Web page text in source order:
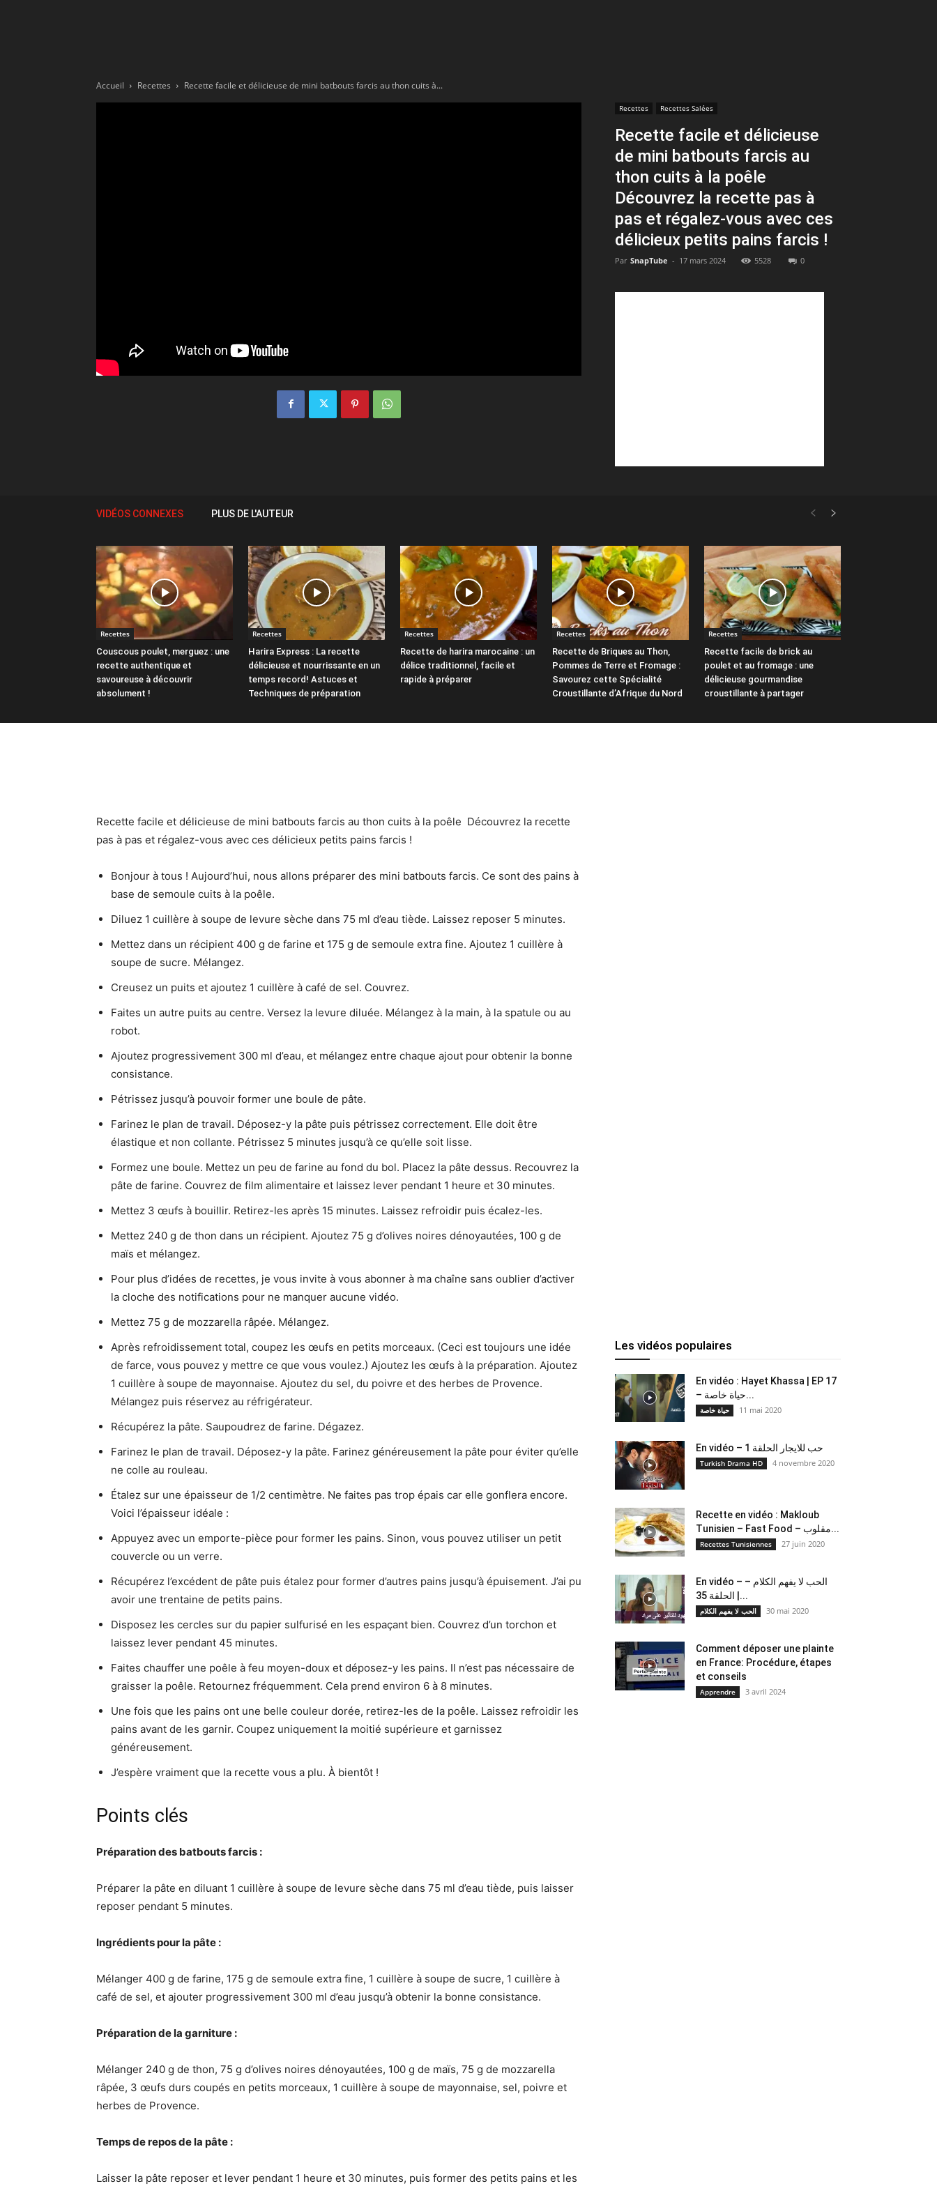
par
Accueil Recettes Recette facile et délicieuse de mini batbouts farcis au thon cuits à...
Recettes Recettes Salées
Recette facile et délicieuse
de mini batbouts farcis au
thon cuits à la poêle ‍
Découvrez la recette pas à
pas et régalez-vous avec ces
délicieux petits pains farcis !
Par SnapTube - 17 mars 2024 5528 0
VIDÉOS CONNEXES PLUS DE L'AUTEUR
Recettes
Couscous poulet, merguez : une
recette authentique et
savoureuse à découvrir
absolument !
Recettes
Harira Express : La recette
délicieuse et nourrissante en un
temps record! Astuces et
Techniques de préparation
Recettes
Recette de harira marocaine : un
délice traditionnel, facile et
rapide à préparer
Recettes
Recette de Briques au Thon,
Pommes de Terre et Fromage :
Savourez cette Spécialité
Croustillante d’Afrique du Nord
Recettes
Recette facile de brick au
poulet et au fromage : une
délicieuse gourmandise
croustillante à partager
Recette facile et délicieuse de mini batbouts farcis au thon cuits à la poêle ‍ Découvrez la recette
pas à pas et régalez-vous avec ces délicieux petits pains farcis !
Bonjour à tous ! Aujourd’hui, nous allons préparer des mini batbouts farcis. Ce sont des pains à
base de semoule cuits à la poêle.
Diluez 1 cuillère à soupe de levure sèche dans 75 ml d’eau tiède. Laissez reposer 5 minutes.
Mettez dans un récipient 400 g de farine et 175 g de semoule extra fine. Ajoutez 1 cuillère à
soupe de sucre. Mélangez.
Creusez un puits et ajoutez 1 cuillère à café de sel. Couvrez.
Faites un autre puits au centre. Versez la levure diluée. Mélangez à la main, à la spatule ou au
robot.
Ajoutez progressivement 300 ml d’eau, et mélangez entre chaque ajout pour obtenir la bonne
consistance.
Pétrissez jusqu’à pouvoir former une boule de pâte.
Farinez le plan de travail. Déposez-y la pâte puis pétrissez correctement. Elle doit être
élastique et non collante. Pétrissez 5 minutes jusqu’à ce qu’elle soit lisse.
Formez une boule. Mettez un peu de farine au fond du bol. Placez la pâte dessus. Recouvrez la
pâte de farine. Couvrez de film alimentaire et laissez lever pendant 1 heure et 30 minutes.
Mettez 3 œufs à bouillir. Retirez-les après 15 minutes. Laissez refroidir puis écalez-les.
Mettez 240 g de thon dans un récipient. Ajoutez 75 g d’olives noires dénoyautées, 100 g de
maïs et mélangez.
Pour plus d’idées de recettes, je vous invite à vous abonner à ma chaîne sans oublier d’activer
la cloche des notifications pour ne manquer aucune vidéo.
Mettez 75 g de mozzarella râpée. Mélangez.
Après refroidissement total, coupez les œufs en petits morceaux. (Ceci est toujours une idée
de farce, vous pouvez y mettre ce que vous voulez.) Ajoutez les œufs à la préparation. Ajoutez
1 cuillère à soupe de mayonnaise. Ajoutez du sel, du poivre et des herbes de Provence.
Mélangez puis réservez au réfrigérateur.
Récupérez la pâte. Saupoudrez de farine. Dégazez.
Farinez le plan de travail. Déposez-y la pâte. Farinez généreusement la pâte pour éviter qu’elle
ne colle au rouleau.
Étalez sur une épaisseur de 1/2 centimètre. Ne faites pas trop épais car elle gonflera encore.
Voici l’épaisseur idéale :
Appuyez avec un emporte-pièce pour former les pains. Sinon, vous pouvez utiliser un petit
couvercle ou un verre.
Récupérez l’excédent de pâte puis étalez pour former d’autres pains jusqu’à épuisement. J’ai pu
avoir une trentaine de petits pains.
Disposez les cercles sur du papier sulfurisé en les espaçant bien. Couvrez d’un torchon et
laissez lever pendant 45 minutes.
Faites chauffer une poêle à feu moyen-doux et déposez-y les pains. Il n’est pas nécessaire de
graisser la poêle. Retournez fréquemment. Cela prend environ 6 à 8 minutes.
Une fois que les pains ont une belle couleur dorée, retirez-les de la poêle. Laissez refroidir les
pains avant de les garnir. Coupez uniquement la moitié supérieure et garnissez
généreusement.
J’espère vraiment que la recette vous a plu. À bientôt !
Points clés
Préparation des batbouts farcis :
Préparer la pâte en diluant 1 cuillère à soupe de levure sèche dans 75 ml d’eau tiède, puis laisser
reposer pendant 5 minutes.
Ingrédients pour la pâte :
Mélanger 400 g de farine, 175 g de semoule extra fine, 1 cuillère à soupe de sucre, 1 cuillère à
café de sel, et ajouter progressivement 300 ml d’eau jusqu’à obtenir la bonne consistance.
Préparation de la garniture :
Mélanger 240 g de thon, 75 g d’olives noires dénoyautées, 100 g de maïs, 75 g de mozzarella
râpée, 3 œufs durs coupés en petits morceaux, 1 cuillère à soupe de mayonnaise, sel, poivre et
herbes de Provence.
Temps de repos de la pâte :
Laisser la pâte reposer et lever pendant 1 heure et 30 minutes, puis former des petits pains et les
Les vidéos populaires
En vidéo : Hayet Khassa | EP 17
– حياة خاصة...
حياة خاصة 11 mai 2020
En vidéo – حب للايجار الحلقة 1
Turkish Drama HD 4 novembre 2020
Recette en vidéo : Makloub
Tunisien – Fast Food – مقلوب...
Recettes Tunisiennes 27 juin 2020
En vidéo – الحب لا يفهم الكلام –
الحلقة 35 |...
الحب لا يفهم الكلام 30 mai 2020
Comment déposer une plainte
en France: Procédure, étapes
et conseils
Apprendre 3 avril 2024